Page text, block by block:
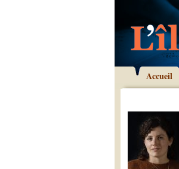
Accueil